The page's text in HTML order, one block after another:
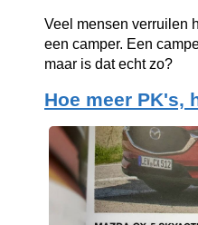
Veel mensen verruilen
een camper. Een
maar is dat echt zo?
Hoe meer PK's,